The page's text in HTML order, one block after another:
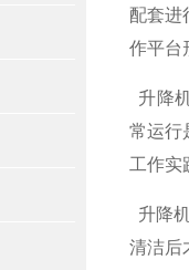
配套进
作平台
升降
常运行
工作实
升降
清洁后